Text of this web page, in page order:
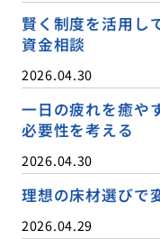
賢く制度を活用し
資金相談
2026.04.30
一日の疲れを癒や
必要性を考える
2026.04.30
理想の床材選びで
2026.04.29